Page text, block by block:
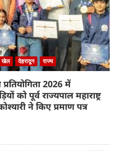
खेल देहरादून राज्य
2026 में
को पूर्व राज्यपाल महाराष्ट्र
ने किए प्रमाण पत्र